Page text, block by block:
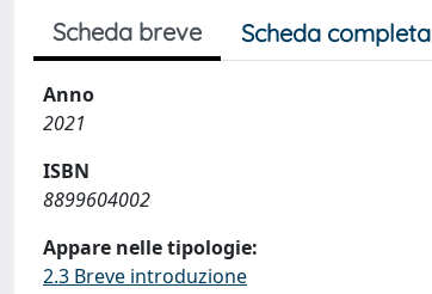
Scheda breve Scheda completa
Anno
2021
ISBN
8899604002
Appare nelle tipologie:
2.3 Breve introduzione